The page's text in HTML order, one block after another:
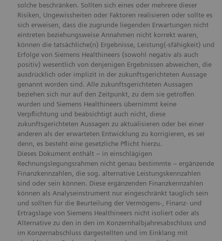
solche beschränken. Sollten sich eines oder mehrere dieser
Risiken, Ungewissheiten oder Faktoren realisieren oder sollte es
sich erweisen, dass die zugrunde liegenden Erwartungen nicht
eintreten beziehungsweise Annahmen nicht korrekt waren,
können die tatsächliche(n) Ergebnisse, Leistung(-sfähigkeit) und
Erfolge von Siemens Healthineers (sowohl negativ als auch
positiv) wesentlich von denjenigen Ergebnissen abweichen, die
ausdrücklich oder implizit in der zukunftsgerichteten Aussage
genannt worden sind. Alle zukunftsgerichteten Aussagen
beziehen sich nur auf den Zeitpunkt, zu dem sie getroffen
wurden und Siemens Healthineers übernimmt keine
Verpflichtung und beabsichtigt auch nicht, diese
zukunftsgerichteten Aussagen zu aktualisieren oder bei einer
anderen als der erwarteten Entwicklung zu korrigieren, es sei
denn, es besteht eine gesetzliche Pflicht hierzu.
Dieses Dokument enthält – in einschlägigen
Rechnungslegungsrahmen nicht genau bestimmte – ergänzende
Finanzkennzahlen, die sog. alternative Leistungskennzahlen
sind oder sein können. Diese ergänzenden Finanzkennzahlen
können als Analyseinstrument nur eingeschränkt tauglich sein
und sollten für die Beurteilung der Vermögens-, Finanz- und
Ertragslage von Siemens Healthineers nicht isoliert oder als
Alternative zu den in den im Konzernhalbjahresabschluss und
im Konzernabschluss dargestellten und im Einklang mit